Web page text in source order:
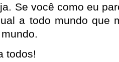
Se você como eu
a todo mundo que
todos!